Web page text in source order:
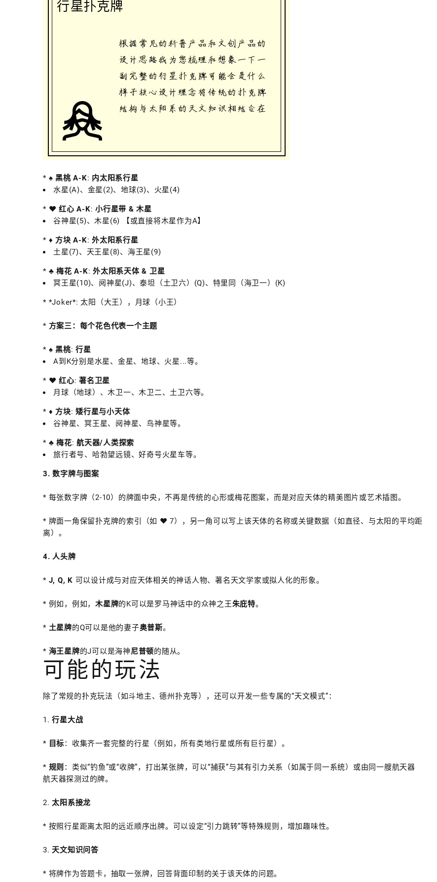
* ♠️ 黑桃 A-K: 内太阳系行星
水星(A)、金星(2)、地球(3)、火星(4)
* ♥️ 红心 A-K: 小行星带 & 木星
谷神星(5)、木星(6) 【或直接将木星作为A】
* ♦️ 方块 A-K: 外太阳系行星
土星(7)、天王星(8)、海王星(9)
* ♣️ 梅花 A-K: 外太阳系天体 & 卫星
冥王星(10)、阋神星(J)、泰坦（土卫六）(Q)、特里同（海卫一）(K)
* *Joker*: 太阳（大王），月球（小王）
* 方案三：每个花色代表一个主题
* ♠️ 黑桃: 行星
A到K分别是水星、金星、地球、火星...等。
* ♥️ 红心: 著名卫星
月球（地球）、木卫一、木卫二、土卫六等。
* ♦️ 方块: 矮行星与小天体
谷神星、冥王星、阋神星、鸟神星等。
* ♣️ 梅花: 航天器/人类探索
旅行者号、哈勃望远镜、好奇号火星车等。
3. 数字牌与图案
* 每张数字牌（2-10）的牌面中央，不再是传统的心形或梅花图案，而是对应天体的精美图片或艺术插图。
* 牌面一角保留扑克牌的索引（如 ♥ 7），另一角可以写上该天体的名称或关键数据（如直径、与太阳的平均距
离）。
4. 人头牌
* J, Q, K 可以设计成与对应天体相关的神话人物、著名天文学家或拟人化的形象。
* 例如，例如， 木星牌的K可以是罗马神话中的众神之王朱庇特。
* 土星牌的Q可以是他的妻子奥普斯。
* 海王星牌的J可以是海神尼普顿的随从。
可能的玩法
除了常规的扑克玩法（如斗地主、德州扑克等），还可以开发一些专属的“天文模式”：
1.行星大战
* 目标：收集齐一套完整的行星（例如，所有类地行星或所有巨行星）。
* 规则 ：类似“钓鱼”或“收牌”，打出某张牌，可以“捕获”与其有引力关系（如属于同一系统）或由同一艘航天器
航天器探测过的牌。
2. 太阳系接龙
* 按照行星距离太阳的远近顺序出牌。可以设定“引力跳转”等特殊规则，增加趣味性。
3. 天文知识问答
* 将牌作为答题卡，抽取一张牌，回答背面印制的关于该天体的问题。